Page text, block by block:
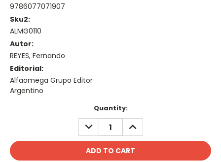
9786077071907
Sku2:
ALMG0110
Autor:
REYES, Fernando
Editorial:
Alfaomega Grupo Editor
Argentino
Quantity:
DECREASE
QUANTITY:
INCREASE
QUANTITY: